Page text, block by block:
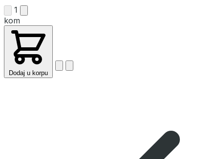
1
kom
Dodaj u korpu